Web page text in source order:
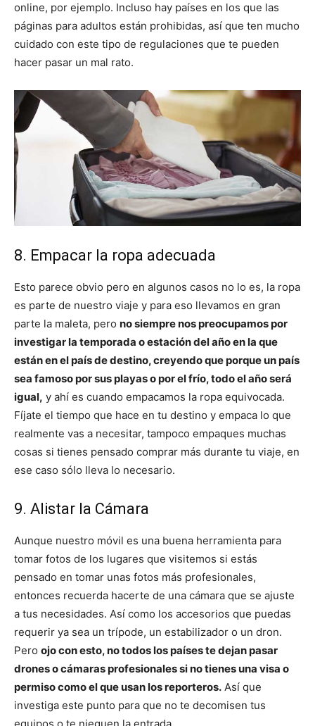
online, por ejemplo. Incluso hay países en los que las
páginas para adultos están prohibidas, así que ten mucho
cuidado con este tipo de regulaciones que te pueden
hacer pasar un mal rato.
8. Empacar la ropa adecuada
Esto parece obvio pero en algunos casos no lo es, la ropa
es parte de nuestro viaje y para eso llevamos en gran
parte la maleta, pero no siempre nos preocupamos por
investigar la temporada o estación del año en la que
están en el país de destino, creyendo que porque un país
sea famoso por sus playas o por el frío, todo el año será
igual, y ahí es cuando empacamos la ropa equivocada.
Fíjate el tiempo que hace en tu destino y empaca lo que
realmente vas a necesitar, tampoco empaques muchas
cosas si tienes pensado comprar más durante tu viaje, en
ese caso sólo lleva lo necesario.
9. Alistar la Cámara
Aunque nuestro móvil es una buena herramienta para
tomar fotos de los lugares que visitemos si estás
pensado en tomar unas fotos más profesionales,
entonces recuerda hacerte de una cámara que se ajuste
a tus necesidades. Así como los accesorios que puedas
requerir ya sea un trípode, un estabilizador o un dron.
Pero ojo con esto, no todos los países te dejan pasar
drones o cámaras profesionales si no tienes una visa o
permiso como el que usan los reporteros. Así que
investiga este punto para que no te decomisen tus
equipos o te nieguen la entrada.